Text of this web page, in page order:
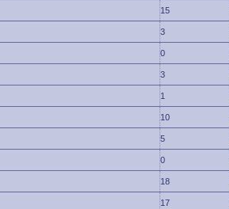
15
3
0
3
1
10
5
0
18
17